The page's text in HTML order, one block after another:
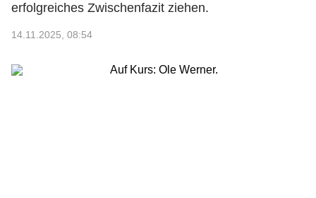
erfolgreiches Zwischenfazit ziehen.
14.11.2025, 08:54